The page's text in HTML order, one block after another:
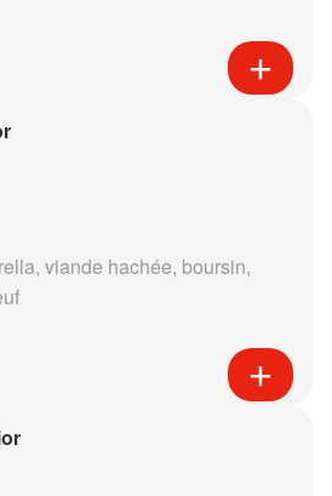
viande hachée, boursin,